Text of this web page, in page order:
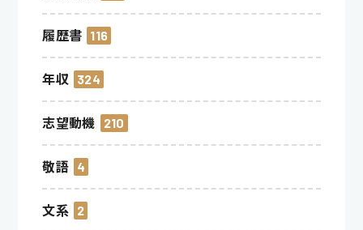
履歴書 116
年収 324
志望動機 210
敬語 4
文系 2